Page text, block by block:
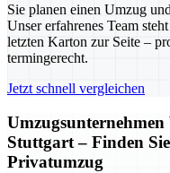
Sie planen einen Umzug
Unser erfahrenes Team
letzten Karton zur Seite –
termingerecht.
Jetzt schnell vergleichen
Stuttgart – Finden
Privatumzug